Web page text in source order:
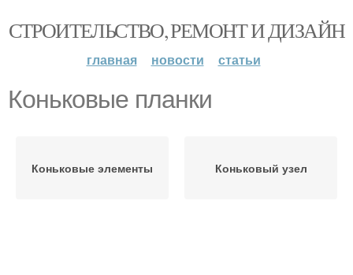
СТРОИТЕЛЬСТВО, РЕМОНТ И ДИЗАЙН
главная новости статьи
Коньковые планки
Коньковые элементы Коньковый узел